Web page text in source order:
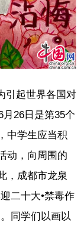
引起世界各国对
26日是第35个
中学生应当积
动，向周围的
，成都市龙泉
二十大•禁毒作
同学们以画以